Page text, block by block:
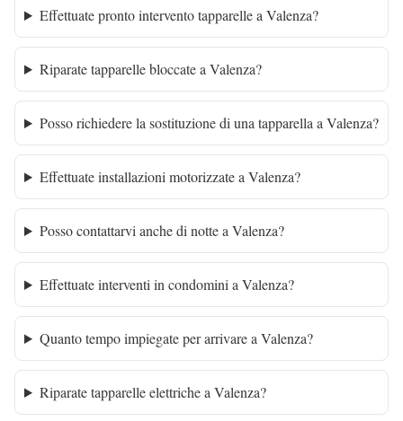
Effettuate pronto intervento tapparelle a Valenza?
Riparate tapparelle bloccate a Valenza?
Posso richiedere la sostituzione di una tapparella a Valenza?
Effettuate installazioni motorizzate a Valenza?
Posso contattarvi anche di notte a Valenza?
Effettuate interventi in condomini a Valenza?
Quanto tempo impiegate per arrivare a Valenza?
Riparate tapparelle elettriche a Valenza?